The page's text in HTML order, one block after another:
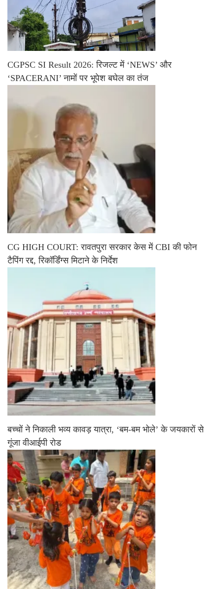
CGPSC SI Result 2026: रिजल्ट में ‘NEWS’ और
‘SPACERANI’ नामों पर भूपेश बघेल का तंज
CG HIGH COURT: रावतपुरा सरकार केस में CBI की फोन
टैपिंग रद्द, रिकॉर्डिंग्स मिटाने के निर्देश
बच्चों ने निकाली भव्य कावड़ यात्रा, ‘बम-बम भोले’ के जयकारों से
गूंजा वीआईपी रोड